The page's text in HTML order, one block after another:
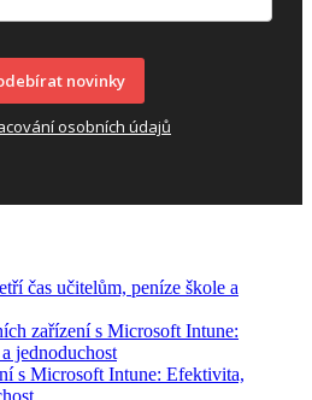
novinky
osobních údajů
čas učitelům, peníze škole a
zařízení s Microsoft Intune:
jednoduchost
s Microsoft Intune: Efektivita,